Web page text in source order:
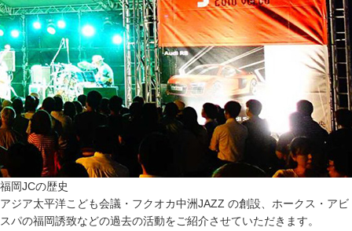
福岡JCの歴史
アジア太平洋こども会議・フクオカ中洲JAZZ の創設、ホークス・アビ
スパの福岡誘致などの過去の活動をご紹介させていただきます。